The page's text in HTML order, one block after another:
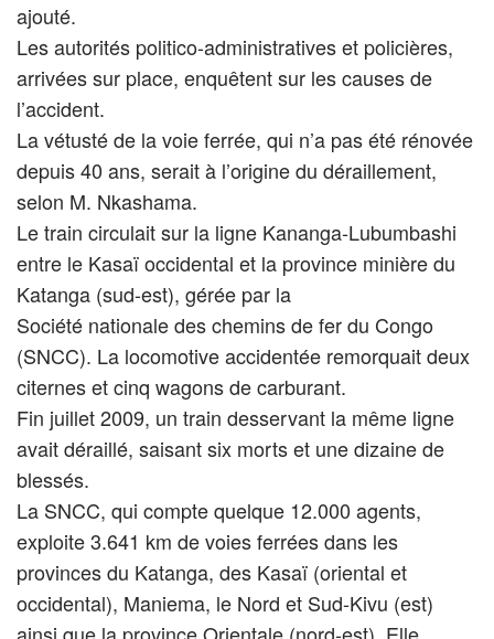
ajouté.
Les autorités politico-administratives et policières,
arrivées sur place, enquêtent sur les causes de
l’accident.
La vétusté de la voie ferrée, qui n’a pas été rénovée
depuis 40 ans, serait à l’origine du déraillement,
selon M. Nkashama.
Le train circulait sur la ligne Kananga-Lubumbashi
entre le Kasaï occidental et la province minière du
Katanga (sud-est), gérée par la
Société nationale des chemins de fer du Congo
(SNCC). La locomotive accidentée remorquait deux
citernes et cinq wagons de carburant.
Fin juillet 2009, un train desservant la même ligne
avait déraillé, saisant six morts et une dizaine de
blessés.
La SNCC, qui compte quelque 12.000 agents,
exploite 3.641 km de voies ferrées dans les
provinces du Katanga, des Kasaï (oriental et
occidental), Maniema, le Nord et Sud-Kivu (est)